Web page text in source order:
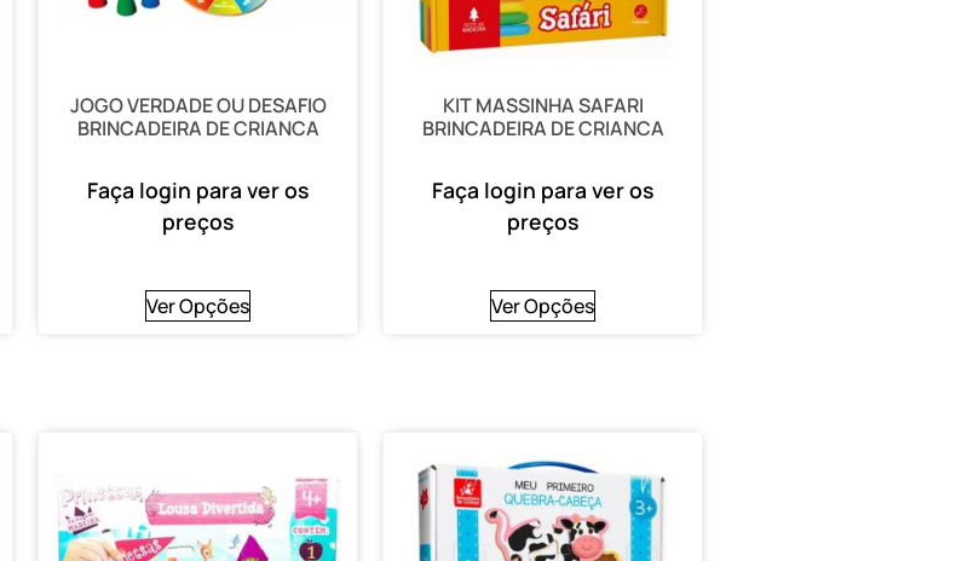
JOGO VERDADE OU DESAFIO
BRINCADEIRA DE CRIANCA
Faça login para ver os
preços
Ver Opções
KIT MASSINHA SAFARI
BRINCADEIRA DE CRIANCA
Faça login para ver os
preços
Ver Opções